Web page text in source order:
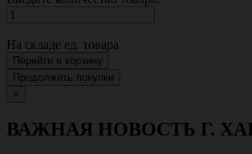
На складе ед. товара.
Перейти в корзину
Продолжить покупки
×
ВАЖНАЯ НОВОСТЬ Г.